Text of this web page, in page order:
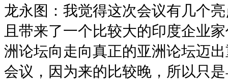
龙永图：我觉得这次会议有几个
且带来了一个比较大的印度企业
洲论坛向走向真正的亚洲论坛迈
会议，因为来的比较晚，所以只